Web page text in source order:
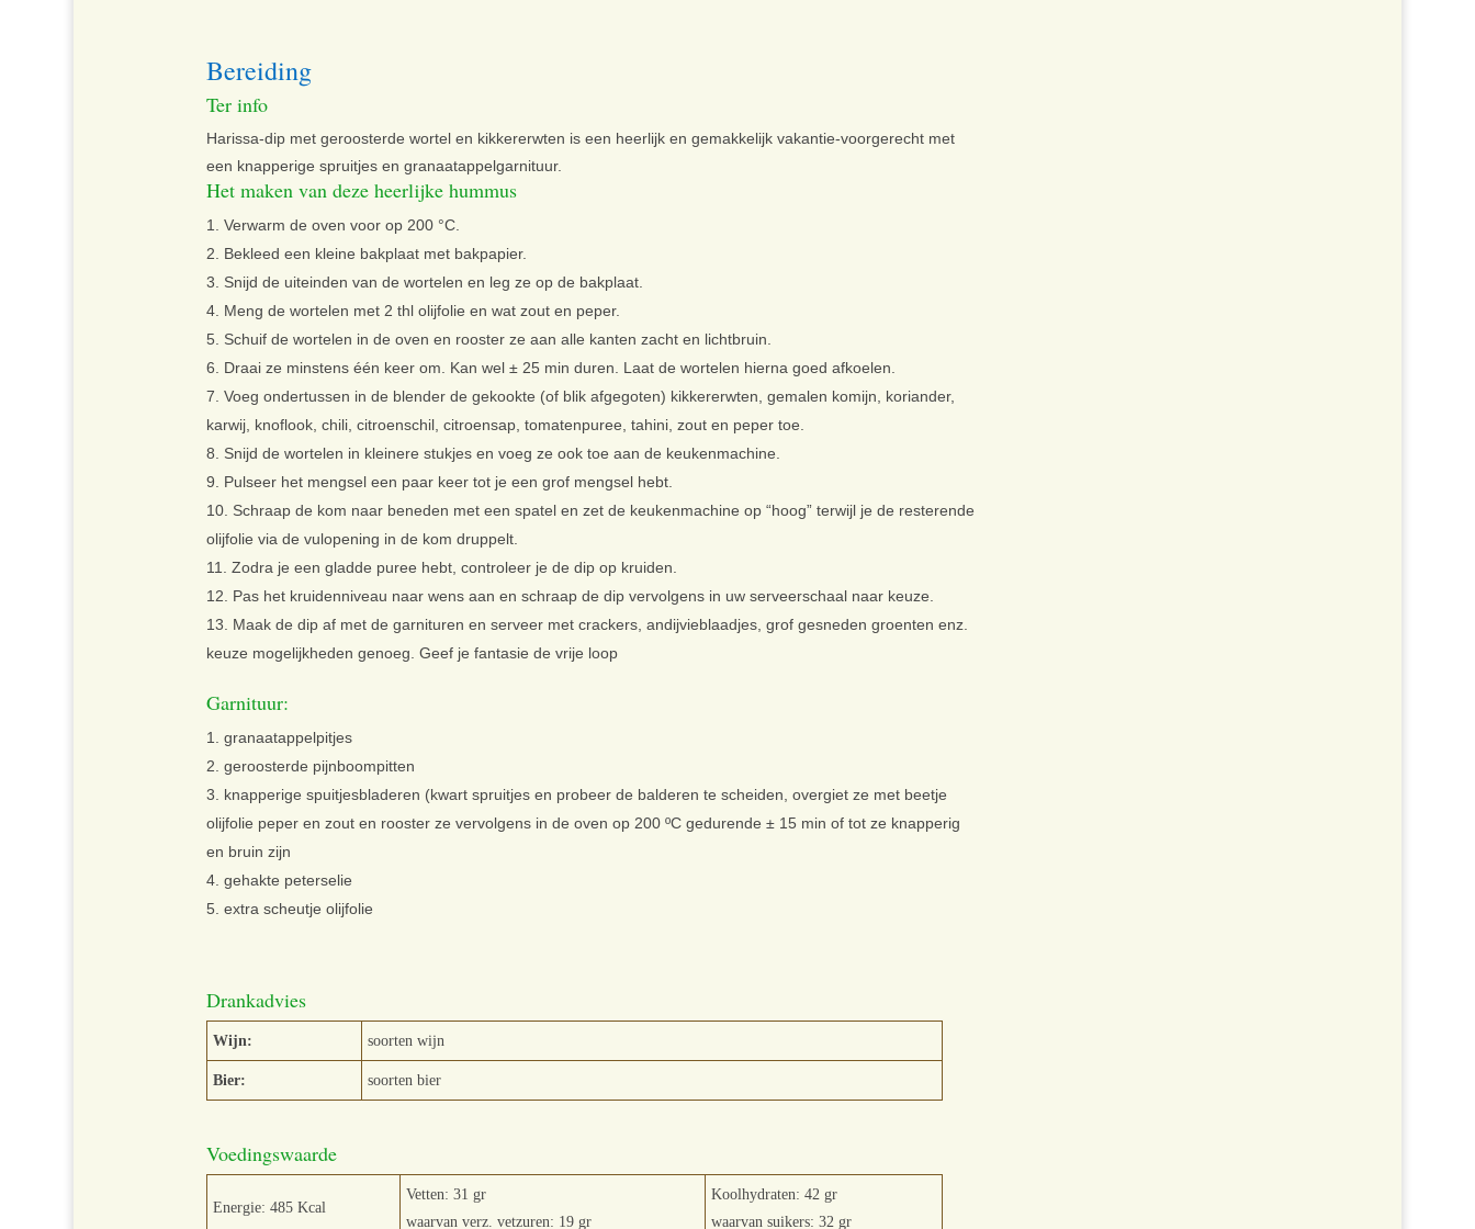
Bereiding
Ter info
Harissa-dip met geroosterde wortel en kikkererwten is een heerlijk en gemakkelijk vakantie-voorgerecht met
een knapperige spruitjes en granaatappelgarnituur.
Het maken van deze heerlijke hummus
Verwarm de oven voor op 200 °C.
Bekleed een kleine bakplaat met bakpapier.
Snijd de uiteinden van de wortelen en leg ze op de bakplaat.
Meng de wortelen met 2 thl olijfolie en wat zout en peper.
Schuif de wortelen in de oven en rooster ze aan alle kanten zacht en lichtbruin.
Draai ze minstens één keer om. Kan wel ± 25 min duren. Laat de wortelen hierna goed afkoelen.
Voeg ondertussen in de blender de gekookte (of blik afgegoten) kikkererwten, gemalen komijn, koriander,
karwij, knoflook, chili, citroenschil, citroensap, tomatenpuree, tahini, zout en peper toe.
Snijd de wortelen in kleinere stukjes en voeg ze ook toe aan de keukenmachine.
Pulseer het mengsel een paar keer tot je een grof mengsel hebt.
Schraap de kom naar beneden met een spatel en zet de keukenmachine op “hoog” terwijl je de resterende
olijfolie via de vulopening in de kom druppelt.
Zodra je een gladde puree hebt, controleer je de dip op kruiden.
Pas het kruidenniveau naar wens aan en schraap de dip vervolgens in uw serveerschaal naar keuze.
Maak de dip af met de garnituren en serveer met crackers, andijvieblaadjes, grof gesneden groenten enz.
keuze mogelijkheden genoeg. Geef je fantasie de vrije loop
Garnituur:
granaatappelpitjes
geroosterde pijnboompitten
knapperige spuitjesbladeren (kwart spruitjes en probeer de balderen te scheiden, overgiet ze met beetje
olijfolie peper en zout en rooster ze vervolgens in de oven op 200 ºC gedurende ± 15 min of tot ze knapperig
en bruin zijn
gehakte peterselie
extra scheutje olijfolie
Drankadvies
Wijn: soorten wijn
Bier: soorten bier
Voedingswaarde
Energie: 485 Kcal
Vetten: 31 gr
waarvan verz. vetzuren: 19 gr
Koolhydraten: 42 gr
waarvan suikers: 32 gr